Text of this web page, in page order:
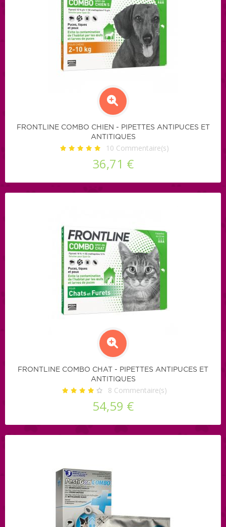
FRONTLINE COMBO CHIEN - PIPETTES ANTIPUCES ET
ANTITIQUES
10 Commentaire(s)
36,71 €
FRONTLINE COMBO CHAT - PIPETTES ANTIPUCES ET
ANTITIQUES
8 Commentaire(s)
54,59 €